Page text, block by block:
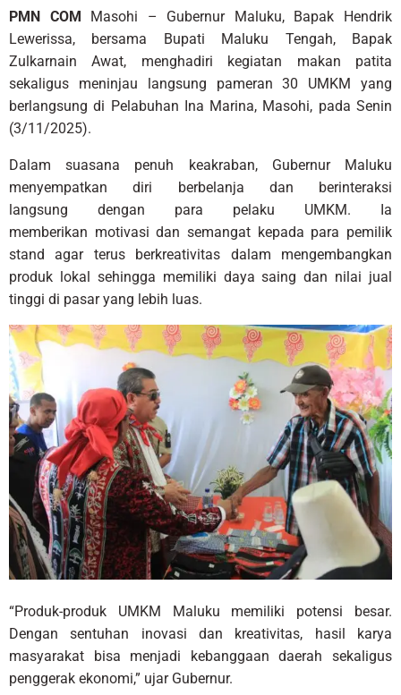
PMN COM Masohi – Gubernur Maluku, Bapak Hendrik
Lewerissa, bersama Bupati Maluku Tengah, Bapak
Zulkarnain Awat, menghadiri kegiatan makan patita
sekaligus meninjau langsung pameran 30 UMKM yang
berlangsung di Pelabuhan Ina Marina, Masohi, pada Senin
(3/11/2025).
Dalam suasana penuh keakraban, Gubernur Maluku
menyempatkan diri berbelanja dan berinteraksi
langsung dengan para pelaku UMKM. Ia
memberikan motivasi dan semangat kepada para pemilik
stand agar terus berkreativitas dalam mengembangkan
produk lokal sehingga memiliki daya saing dan nilai jual
tinggi di pasar yang lebih luas.
“Produk-produk UMKM Maluku memiliki potensi besar.
Dengan sentuhan inovasi dan kreativitas, hasil karya
masyarakat bisa menjadi kebanggaan daerah sekaligus
penggerak ekonomi,” ujar Gubernur.